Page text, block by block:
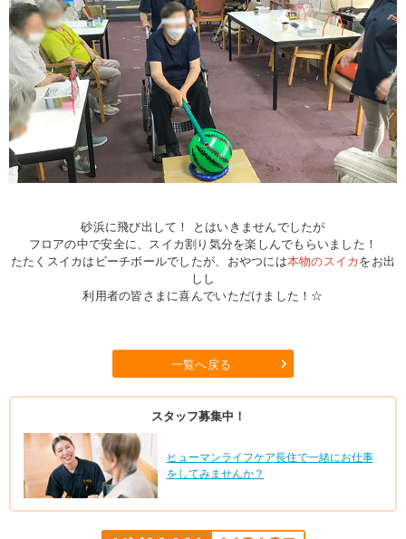
砂浜に飛び出して！ とはいきませんでしたが
フロアの中で安全に、スイカ割り気分を楽しんでもらいました！
たたくスイカはビーチボールでしたが、おやつには本物のスイカ をお出
しし
利用者の皆さまに喜んでいただけました！☆
一覧へ戻る
スタッフ募集中！
ヒューマンライフケア長住で一緒にお仕事
をしてみませんか？